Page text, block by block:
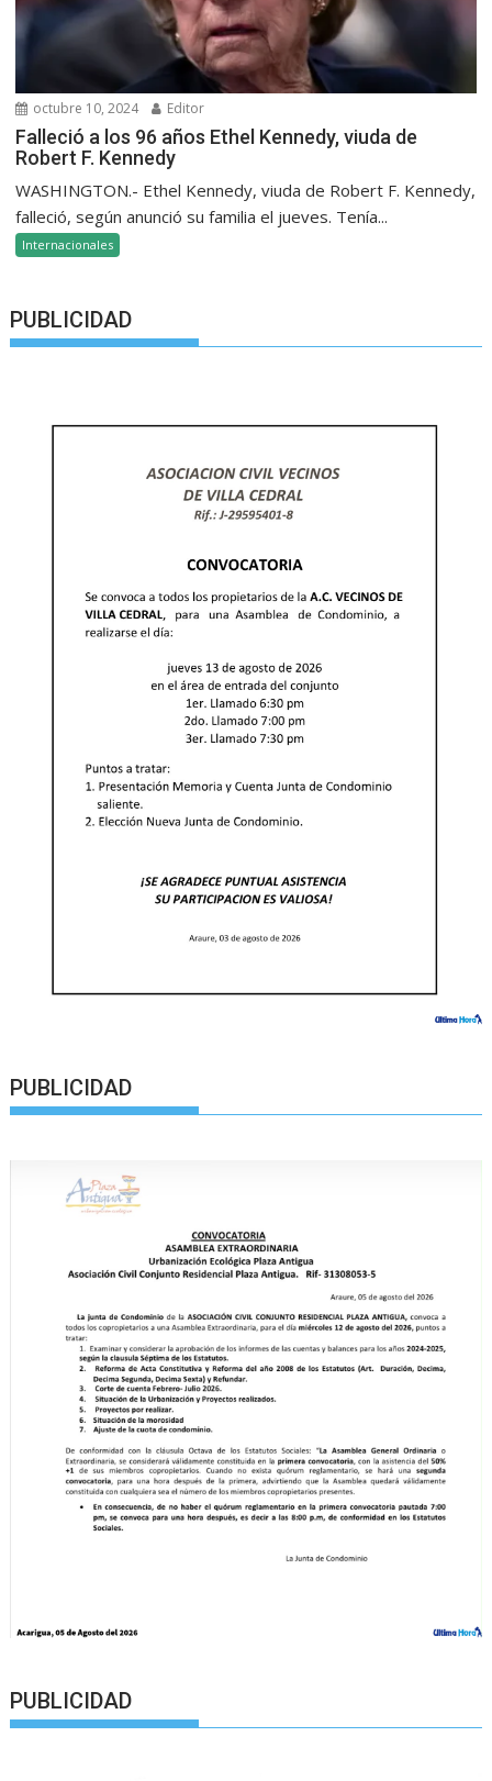
octubre 10, 2024 Editor
Falleció a los 96 años Ethel Kennedy, viuda de
Robert F. Kennedy
WASHINGTON.- Ethel Kennedy, viuda de Robert F. Kennedy,
falleció, según anunció su familia el jueves. Tenía...
Internacionales
PUBLICIDAD
PUBLICIDAD
PUBLICIDAD